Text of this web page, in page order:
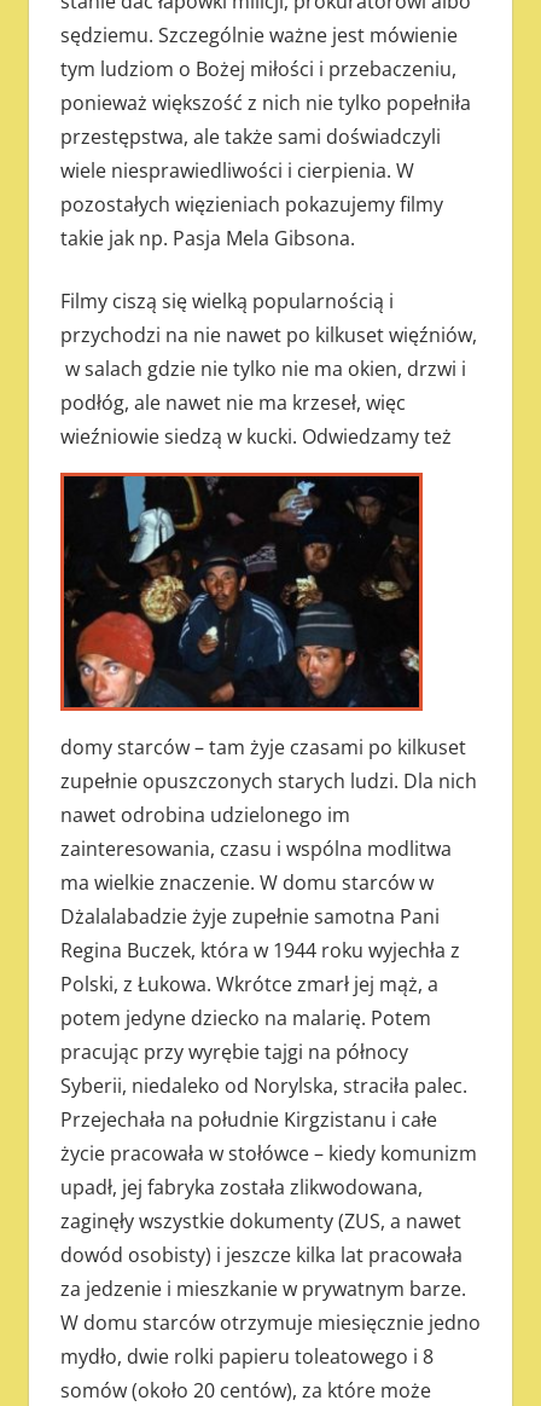
sędziemu. Szczególnie ważne jest mówienie
tym ludziom o Bożej miłości i przebaczeniu,
ponieważ większość z nich nie tylko popełniła
przestępstwa, ale także sami doświadczyli
wiele niesprawiedliwości i cierpienia. W
pozostałych więzieniach pokazujemy filmy
takie jak np. Pasja Mela Gibsona.
Filmy ciszą się wielką popularnością i
przychodzi na nie nawet po kilkuset więźniów,
w salach gdzie nie tylko nie ma okien, drzwi i
podłóg, ale nawet nie ma krzeseł, więc
wieźniowie siedzą w kucki. Odwiedzamy też
domy starców – tam żyje czasami po kilkuset
zupełnie opuszczonych starych ludzi. Dla nich
nawet odrobina udzielonego im
zainteresowania, czasu i wspólna modlitwa
ma wielkie znaczenie. W domu starców w
Dżalalabadzie żyje zupełnie samotna Pani
Regina Buczek, która w 1944 roku wyjechła z
Polski, z Łukowa. Wkrótce zmarł jej mąż, a
potem jedyne dziecko na malarię. Potem
pracując przy wyrębie tajgi na północy
Syberii, niedaleko od Norylska, straciła palec.
Przejechała na południe Kirgzistanu i całe
życie pracowała w stołówce – kiedy komunizm
upadł, jej fabryka została zlikwodowana,
zaginęły wszystkie dokumenty (ZUS, a nawet
dowód osobisty) i jeszcze kilka lat pracowała
za jedzenie i mieszkanie w prywatnym barze.
W domu starców otrzymuje miesięcznie jedno
mydło, dwie rolki papieru toleatowego i 8
somów (około 20 centów), za które może